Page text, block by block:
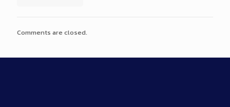
Comments are closed.